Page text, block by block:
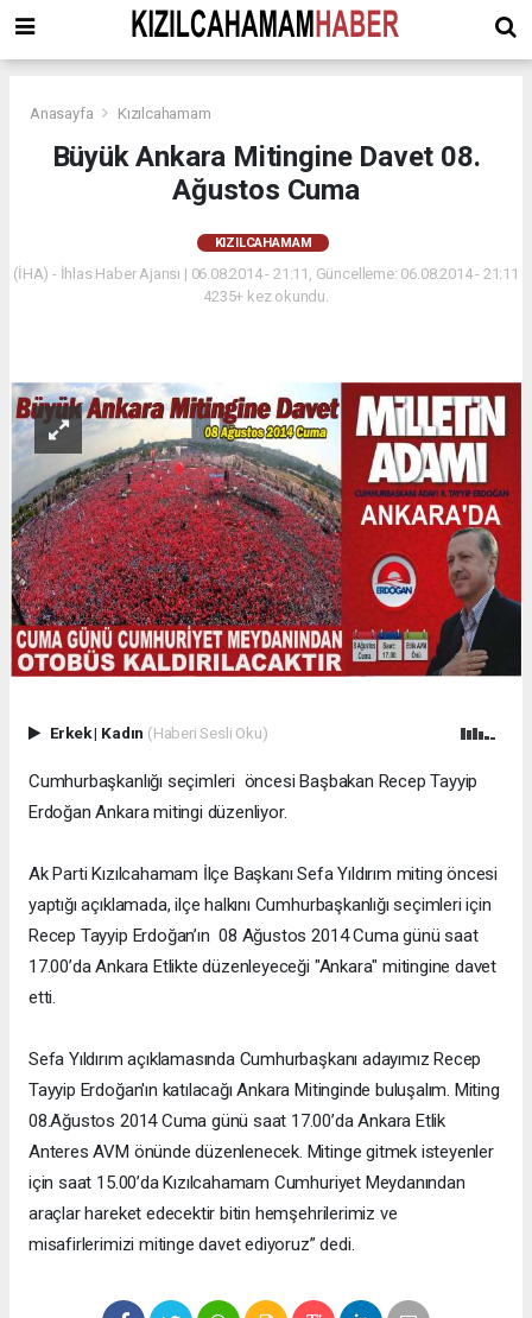
Anasayfa Kızılcahamam
Büyük Ankara Mitingine Davet 08.
Ağustos Cuma
KIZILCAHAMAM
(İHA) - İhlas Haber Ajansı | 06.08.2014 - 21:11, Güncelleme: 06.08.2014 - 21:11
4235+ kez okundu.
Erkek| Kadın (Haberi Sesli Oku)
Cumhurbaşkanlığı seçimleri öncesi Başbakan Recep Tayyip
Erdoğan Ankara mitingi düzenliyor.
Ak Parti Kızılcahamam İlçe Başkanı Sefa Yıldırım miting öncesi
yaptığı açıklamada, ilçe halkını Cumhurbaşkanlığı seçimleri için
Recep Tayyip Erdoğan’ın 08 Ağustos 2014 Cuma günü saat
17.00’da Ankara Etlikte düzenleyeceği "Ankara" mitingine davet
etti.
Sefa Yıldırım açıklamasında Cumhurbaşkanı adayımız Recep
Tayyip Erdoğan'ın katılacağı Ankara Mitinginde buluşalım. Miting
08.Ağustos 2014 Cuma günü saat 17.00’da Ankara Etlik
Anteres AVM önünde düzenlenecek. Mitinge gitmek isteyenler
için saat 15.00’da Kızılcahamam Cumhuriyet Meydanından
araçlar hareket edecektir bitin hemşehrilerimiz ve
misafirlerimizi mitinge davet ediyoruz” dedi.